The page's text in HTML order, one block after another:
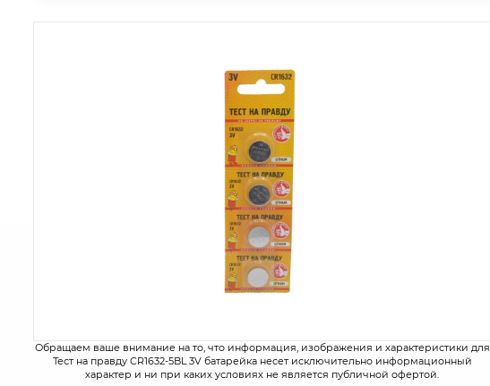
Обращаем ваше внимание на то, что информация, изображения и характеристики для
Тест на правду CR1632-5BL 3V батарейка несет исключительно информационный
характер и ни при каких условиях не является публичной офертой.